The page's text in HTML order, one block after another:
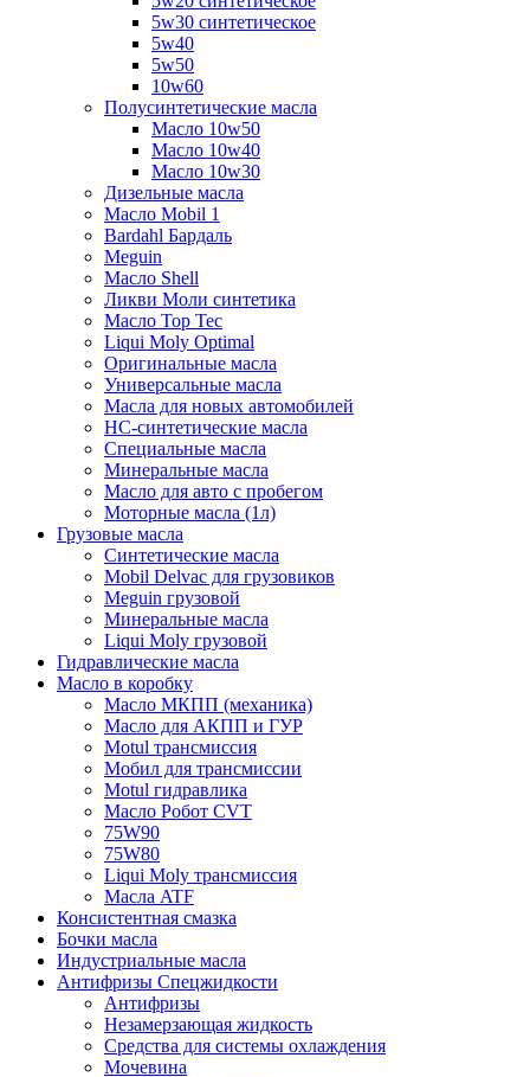
5w30 синтетическое
5w40
5w50
10w60
Полусинтетические масла
Масло 10w50
Масло 10w40
Масло 10w30
Дизельные масла
Масло Mobil 1
Bardahl Бардаль
Meguin
Масло Shell
Ликви Моли синтетика
Масло Top Tec
Liqui Moly Optimal
Оригинальные масла
Универсальные масла
Масла для новых автомобилей
HC-синтетические масла
Специальные масла
Минеральные масла
Масло для авто с пробегом
Моторные масла (1л)
Грузовые масла
Синтетические масла
Mobil Delvac для грузовиков
Meguin грузовой
Минеральные масла
Liqui Moly грузовой
Гидравлические масла
Масло в коробку
Масло МКПП (механика)
Масло для АКПП и ГУР
Motul трансмиссия
Мобил для трансмиссии
Motul гидравлика
Масло Робот CVT
75W90
75W80
Liqui Moly трансмиссия
Масла ATF
Консистентная смазка
Бочки масла
Индустриальные масла
Антифризы Спецжидкости
Антифризы
Незамерзающая жидкость
Средства для системы охлаждения
Мочевина